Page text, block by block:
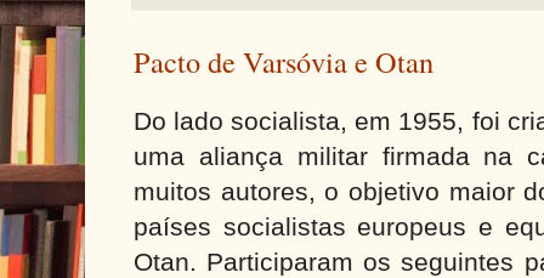
Pacto de Varsóvia e Otan
Do lado socialista, em 1955, foi
uma aliança militar firmada na
muitos autores, o objetivo maior
países socialistas europeus e
Otan. Participaram os seguintes